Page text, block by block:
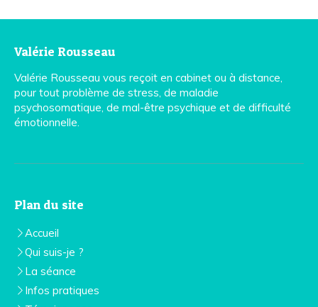
Valérie Rousseau
Valérie Rousseau vous reçoit en cabinet ou à distance,
pour tout problème de stress, de maladie
psychosomatique, de mal-être psychique et de difficulté
émotionnelle.
Plan du site
Accueil
Qui suis-je ?
La séance
Infos pratiques